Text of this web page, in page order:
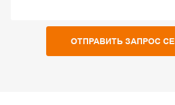
ОТПРАВИТЬ ЗАПРОС